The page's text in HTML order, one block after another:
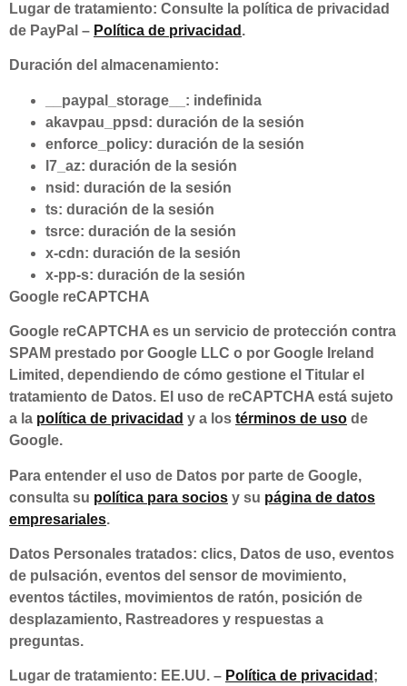
Lugar de tratamiento: Consulte la política de privacidad
de PayPal – Política de privacidad .
Duración del almacenamiento:
__paypal_storage__: indefinida
akavpau_ppsd: duración de la sesión
enforce_policy: duración de la sesión
l7_az: duración de la sesión
nsid: duración de la sesión
ts: duración de la sesión
tsrce: duración de la sesión
x-cdn: duración de la sesión
x-pp-s: duración de la sesión
Google reCAPTCHA
Google reCAPTCHA es un servicio de protección contra
SPAM prestado por Google LLC o por Google Ireland
Limited, dependiendo de cómo gestione el Titular el
tratamiento de Datos. El uso de reCAPTCHA está sujeto
a la política de privacidad y a los términos de uso de
Google.
Para entender el uso de Datos por parte de Google,
consulta su política para socios y su página de datos
empresariales.
Datos Personales tratados: clics, Datos de uso, eventos
de pulsación, eventos del sensor de movimiento,
eventos táctiles, movimientos de ratón, posición de
desplazamiento, Rastreadores y respuestas a
preguntas.
Lugar de tratamiento: EE.UU. – Política de privacidad ;